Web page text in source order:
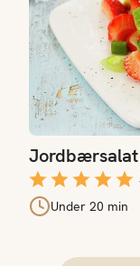
Jordbærsalat
Under 20 min